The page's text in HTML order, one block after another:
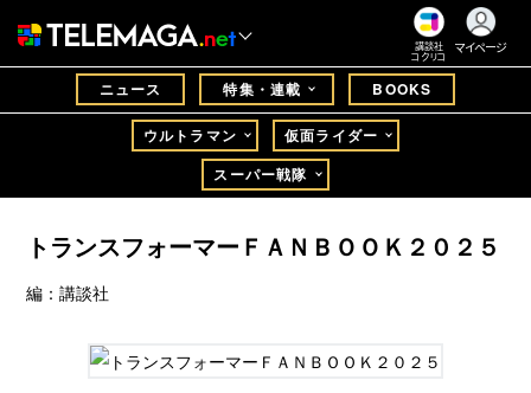
講談社
コクリコ
マイページ
ニュース 特集・連載 BOOKS
ウルトラマン
仮面ライダー
スーパー戦隊
トランスフォーマーＦＡＮＢＯＯＫ２０２５
編：講談社